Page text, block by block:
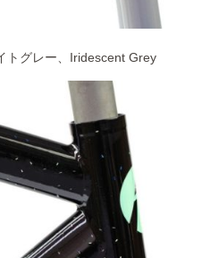
トグレー、Iridescent Grey